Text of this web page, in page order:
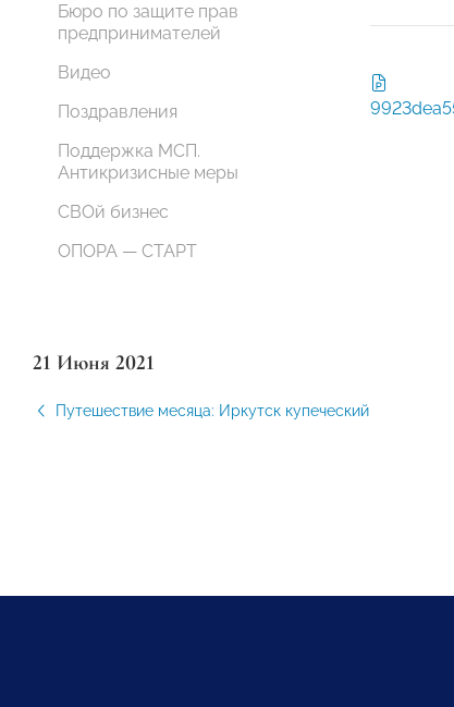
Бюро по защите прав
предпринимателей
Видео
Поздравления
Поддержка МСП.
Антикризисные меры
СВОй бизнес
ОПОРА — СТАРТ
21 Июня 2021
Путешествие месяца: Иркутск купеческий